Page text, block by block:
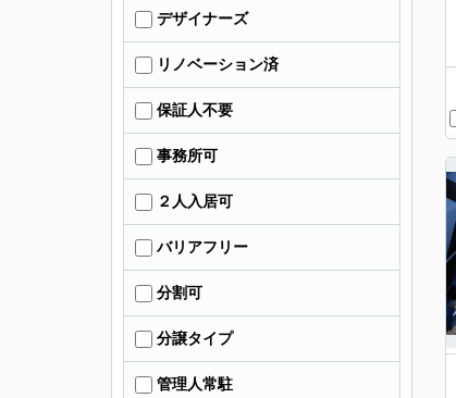
デザイナーズ
リノベーション済
保証人不要
事務所可
２人入居可
バリアフリー
分割可
分譲タイプ
管理人常駐